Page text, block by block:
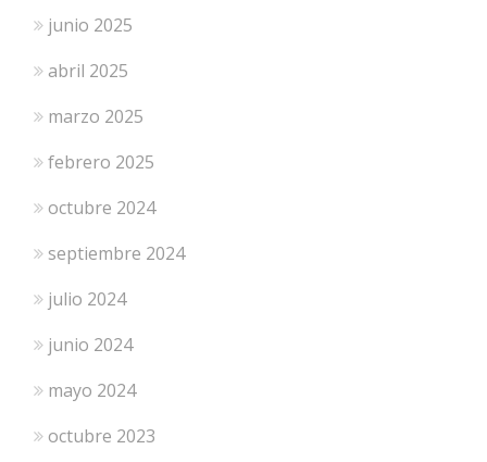
junio 2025
abril 2025
marzo 2025
febrero 2025
octubre 2024
septiembre 2024
julio 2024
junio 2024
mayo 2024
octubre 2023